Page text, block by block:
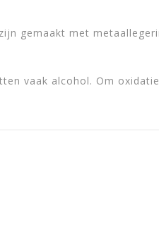
gemaakt met
vaak alcohol. Om